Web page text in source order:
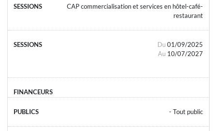
CAP commercialisation et services en hôtel-café-
restaurant
Du 01/09/2025
Au 10/07/2027
- Tout public